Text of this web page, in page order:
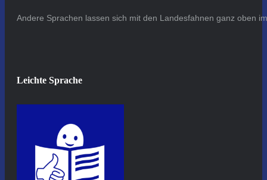
Andere Sprachen lassen sich mit den Landesfahnen ganz oben
Leichte Sprache